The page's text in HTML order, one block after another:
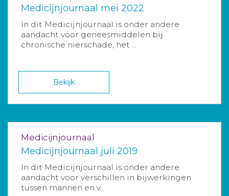
Medicijnjournaal mei 2022
In dit Medicijnjournaal is onder andere
aandacht voor geneesmiddelen bij
chronische nierschade, het ...
Bekijk
Medicijnjournaal
Medicijnjournaal juli 2019
In dit Medicijnjournaal is onder andere
aandacht voor verschillen in bijwerkingen
tussen mannen en v...